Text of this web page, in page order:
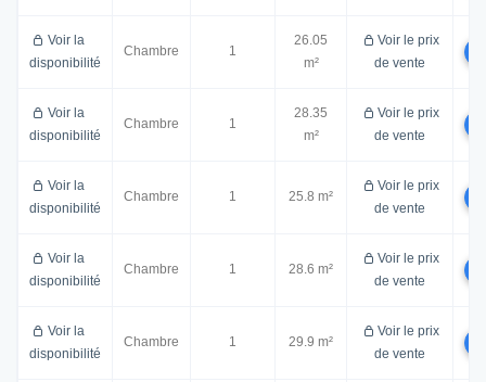
Voir la
disponibilité
Chambre 1
26.05
m²
Voir le prix
de vente
Voir la
disponibilité
Chambre 1
28.35
m²
Voir le prix
de vente
Voir la
disponibilité
Chambre 1 25.8 m²
Voir le prix
de vente
Voir la
disponibilité
Chambre 1 28.6 m²
Voir le prix
de vente
Voir la
disponibilité
Chambre 1 29.9 m²
Voir le prix
de vente